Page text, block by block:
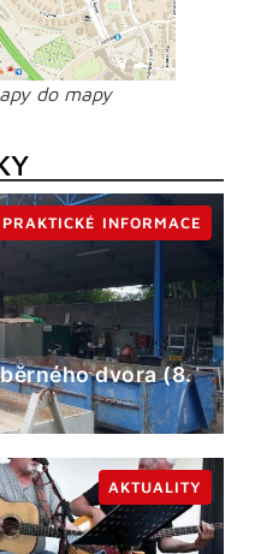
do mapy
dvora (8.
PRAKTICKÉ INFORMACE
AKTUALITY